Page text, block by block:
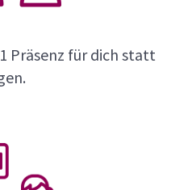
Präsenz für dich statt